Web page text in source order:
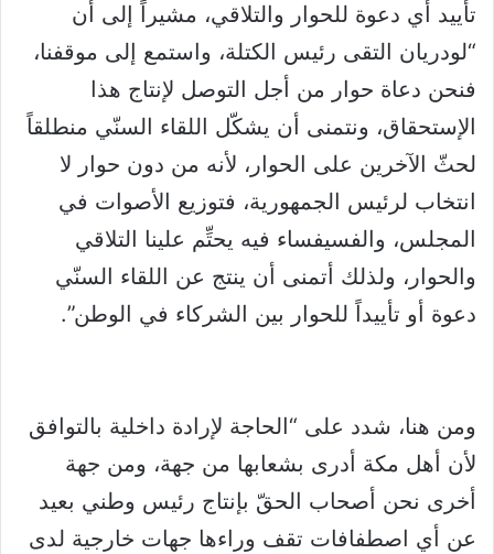
تأييد أي دعوة للحوار والتلاقي، مشيراً إلى أن
“لودريان التقى رئيس الكتلة، واستمع إلى موقفنا،
فنحن دعاة حوار من أجل التوصل لإنتاج هذا
الإستحقاق، ونتمنى أن يشكّل اللقاء السنّي منطلقاً
لحثّ الآخرين على الحوار، لأنه من دون حوار لا
انتخاب لرئيس الجمهورية، فتوزيع الأصوات في
المجلس، والفسيفساء فيه يحتِّم علينا التلاقي
والحوار، ولذلك أتمنى أن ينتج عن اللقاء السنّي
دعوة أو تأييداً للحوار بين الشركاء في الوطن”.
ومن هنا، شدد على “الحاجة لإرادة داخلية بالتوافق
لأن أهل مكة أدرى بشعابها من جهة، ومن جهة
أخرى نحن أصحاب الحقّ بإنتاج رئيس وطني بعيد
عن أي اصطفافات تقف وراءها جهات خارجية لدى